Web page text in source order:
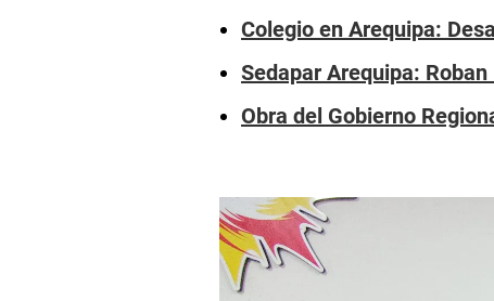
Colegio en Arequipa:
Sedapar Arequipa:
Obra del Gobierno